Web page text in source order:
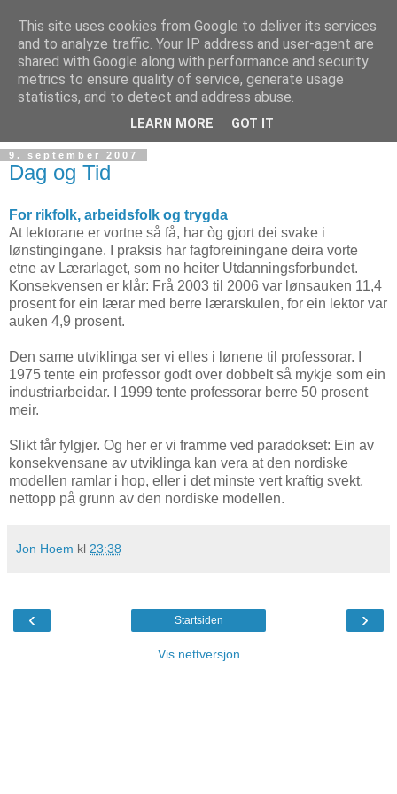
Teknologinyheter
9. september 2007
Dag og Tid
For rikfolk, arbeidsfolk og trygda
At lektorane er vortne så få, har òg gjort dei svake i
lønstinging­ane. I praksis har fagforeiningane deira vorte
etne av Lærarlaget, som no heiter Utdanningsforbundet.
Konsekvensen er klår: Frå 2003 til 2006 var lønsauken 11,4
prosent for ein lærar med berre lærarskulen, for ein lektor var
auken 4,9 prosent.
Den same utviklinga ser vi elles i lønene til professorar. I
1975 tente ein professor godt over dobbelt så mykje som ein
industriarbeidar. I 1999 tente professorar berre 50 prosent
meir.
Slikt får fylgjer. Og her er vi framme ved paradokset: Ein av
konsekvensane av utviklinga kan vera at den nordiske
modellen ramlar i hop, eller i det minste vert kraftig svekt,
nettopp på grunn av den nordiske modellen.
Jon Hoem kl 23:38
‹ ›
Startsiden
Vis nettversjon
This site uses cookies from Google to deliver its services
and to analyze traffic. Your IP address and user-agent are
shared with Google along with performance and security
metrics to ensure quality of service, generate usage
statistics, and to detect and address abuse.
LEARN MORE GOT IT